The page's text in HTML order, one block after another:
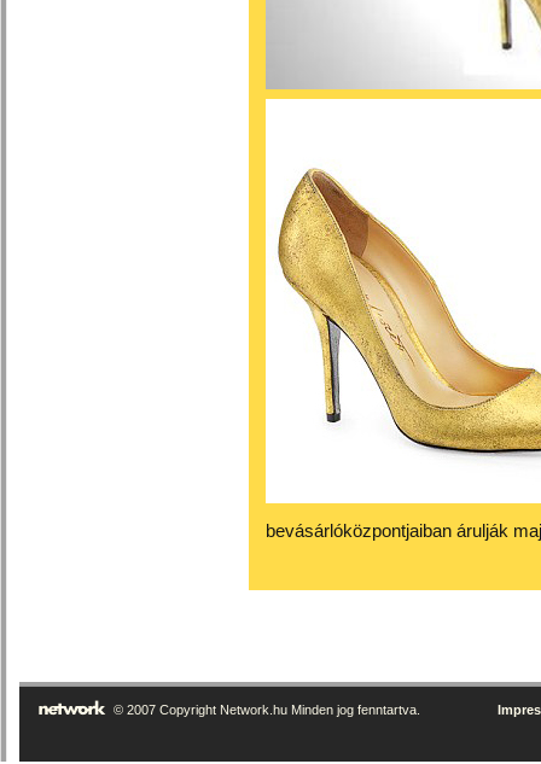
bevásárlóközpontjaiban árulják
© 2007 Copyright Network.hu Minden jog fenntartva.